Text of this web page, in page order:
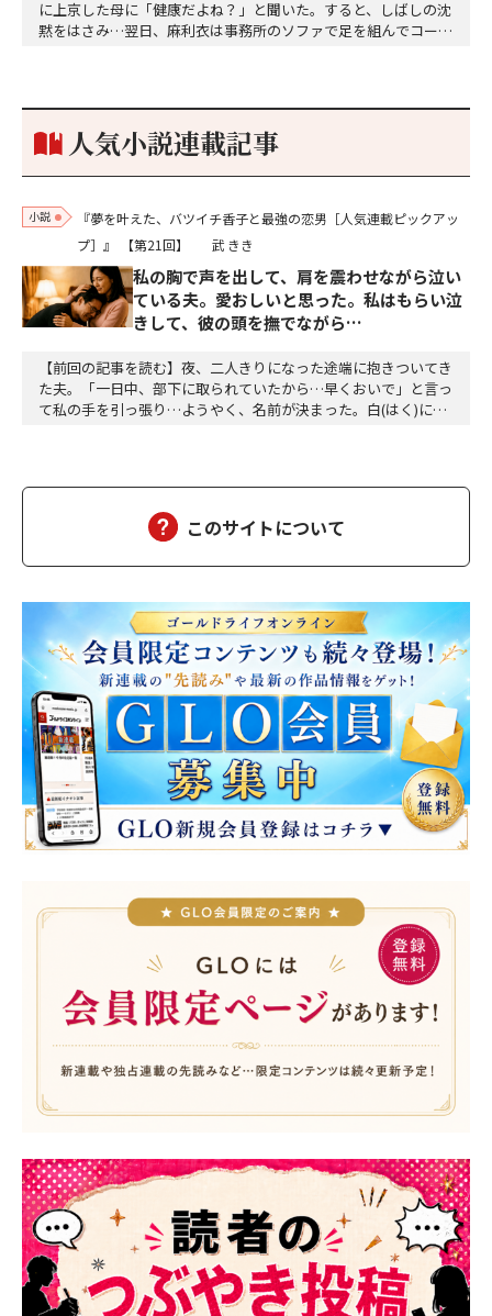
に上京した母に「健康だよね？」と聞いた。すると、しばしの沈
黙をはさみ…翌日、麻利衣は事務所のソファで足を組んでコーヒ
個のサイコロが握られていた。「やはり私はあなたの超…
人気小説連載記事
小説
『夢を叶えた、バツイチ香子と最強の恋男［人気連載ピックアッ
プ］』
【第21回】 武 きき
私の胸で声を出して、肩を震わせながら泣い
ている夫。愛おしいと思った。私はもらい泣
きして、彼の頭を撫でながら…
【前回の記事を読む】夜、二人きりになった途端に抱きついてき
た夫。「一日中、部下に取られていたから…早くおいで」と言っ
て私の手を引っ張り…ようやく、名前が決まった。白(はく)に決
ふふ」「母さんだって、二個食べただろう」「あら、…
このサイトについて